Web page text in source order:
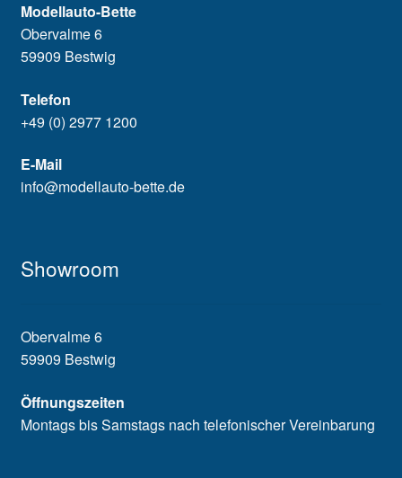
Modellauto-Bette
Obervalme 6
59909 Bestwig
Telefon
+49 (0) 2977 1200
E-Mail
info@modellauto-bette.de
Showroom
Obervalme 6
59909 Bestwig
Öffnungszeiten
Montags bis Samstags nach telefonischer Vereinbarung